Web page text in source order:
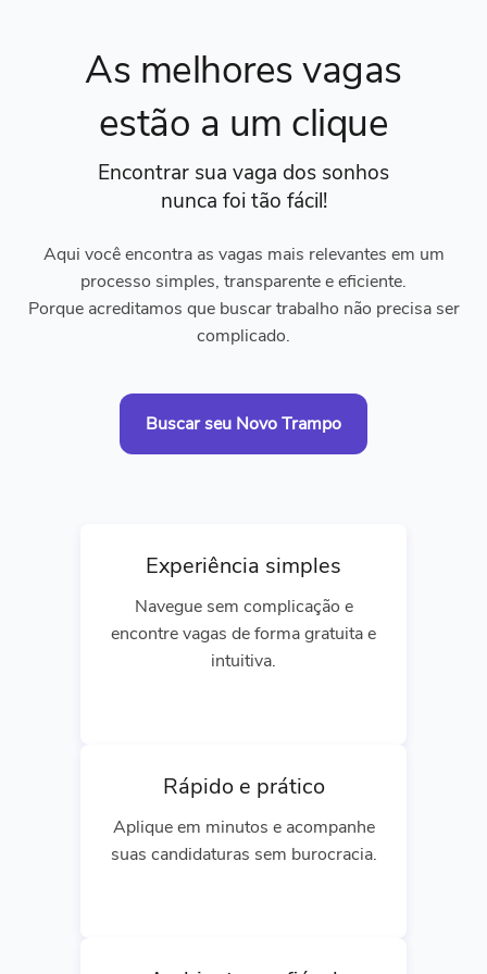
As melhores vagas
estão a um clique
Encontrar sua vaga dos sonhos
nunca foi tão fácil!
Aqui você encontra as vagas mais relevantes em um
processo simples, transparente e eficiente.
Porque acreditamos que buscar trabalho não precisa ser
complicado.
Buscar seu Novo Trampo
Experiência simples
Navegue sem complicação e
encontre vagas de forma gratuita e
intuitiva.
Rápido e prático
Aplique em minutos e acompanhe
suas candidaturas sem burocracia.